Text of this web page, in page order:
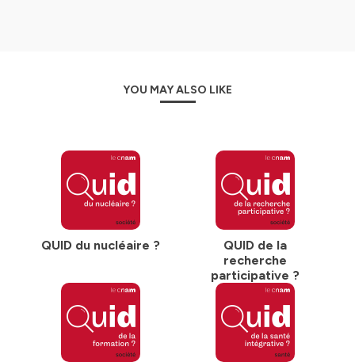
YOU MAY ALSO LIKE
QUID du nucléaire ?
QUID de la
recherche
participative ?